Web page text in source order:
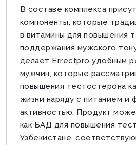
В составе комплекса
компоненты, которые
в витамины для повышения
поддержания мужского
делает Errectpro удобным
мужчин, которые
повышения тестостерона
жизни наряду с питанием и
активностью. Продукт
как БАД для повышения
Узбекистане,